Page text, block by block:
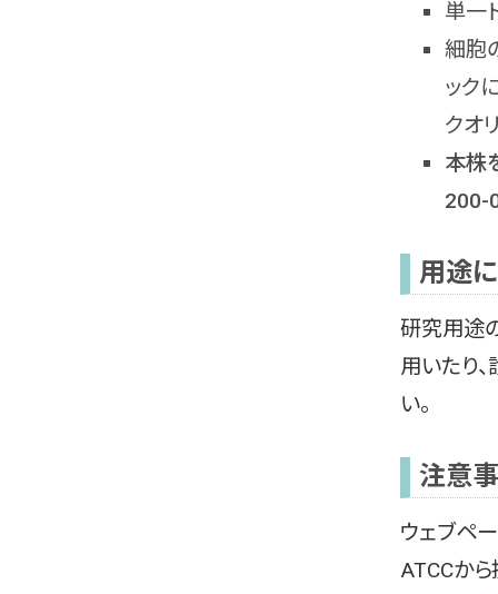
単一
細胞
ック
クオ
本株
200-
用途
研究用途
用いたり
い。
注意
ウェブペ
ATCCか